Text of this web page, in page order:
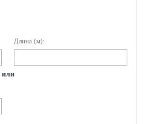
Длина (м):
или